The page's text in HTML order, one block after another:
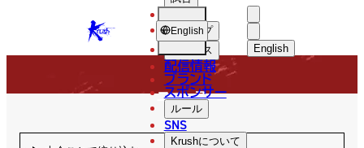
KRUSH English
한국어
ショップ
ニュース
配信情報
ブランド
スポンサー
ルール
SNS
Krushについて
English
NEWS
ニュース